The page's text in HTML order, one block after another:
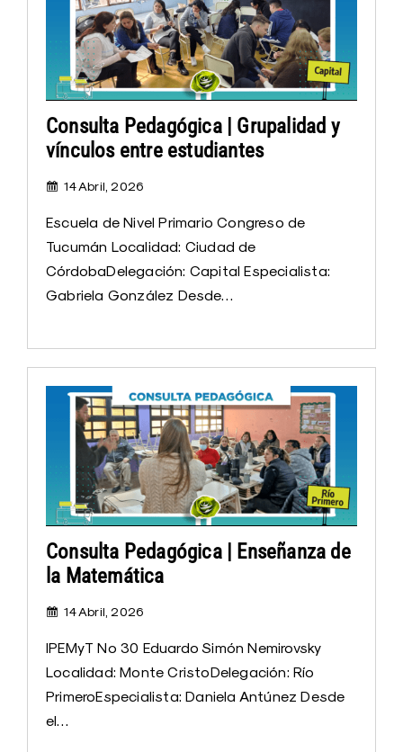
Consulta Pedagógica | Grupalidad y
vínculos entre estudiantes
14 Abril, 2026
Escuela de Nivel Primario Congreso de
Tucumán Localidad: Ciudad de
CórdobaDelegación: Capital Especialista:
Gabriela González Desde…
Consulta Pedagógica | Enseñanza de
la Matemática
14 Abril, 2026
IPEMyT Nº 30 Eduardo Simón Nemirovsky
Localidad: Monte CristoDelegación: Río
PrimeroEspecialista: Daniela Antúnez Desde
el…